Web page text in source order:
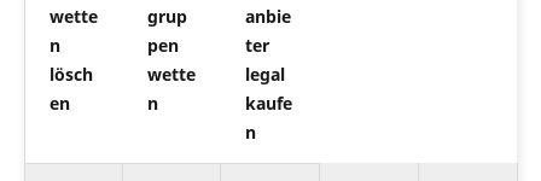
wette
n
lösch
en
grup
pen
wette
n
anbie
ter
legal
kaufe
n